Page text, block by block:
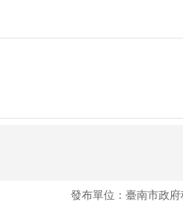
發布單位：臺南市政府